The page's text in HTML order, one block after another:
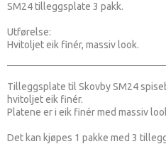
SM24 tilleggsplate 3 pakk.
Utførelse:
Hvitoljet eik finér, massiv look.
Tilleggsplate til Skovby SM24
hvitoljet eik finér.
Platene er i eik finér med massiv
Det kan kjøpes 1 pakke med 3